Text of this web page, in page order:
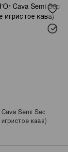
Semi Sec
кава)